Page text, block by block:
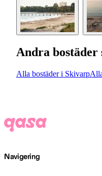
Andra bostäder
Alla bostäder i Skivarp
Navigering